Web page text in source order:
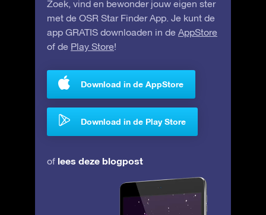
Zoek, vind en bewonder jouw eigen ster
met de OSR Star Finder App. Je kunt de
app GRATIS downloaden in de AppStore
of de Play Store!
Download in de AppStore
Download in de Play Store
of lees deze blogpost